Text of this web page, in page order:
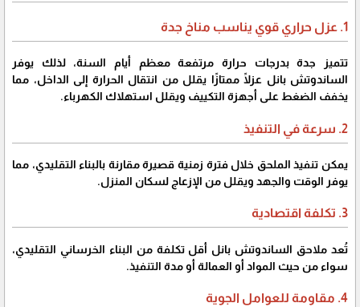
1. عزل حراري قوي يناسب مناخ جدة
تتميز جدة بدرجات حرارة مرتفعة معظم أيام السنة، لذلك يوفر
الساندوتش بانل عزلًا ممتازًا يقلل من انتقال الحرارة إلى الداخل، مما
يخفف الضغط على أجهزة التكييف ويقلل استهلاك الكهرباء.
2. سرعة في التنفيذ
يمكن تنفيذ الملحق خلال فترة زمنية قصيرة مقارنة بالبناء التقليدي، مما
يوفر الوقت والجهد ويقلل من الإزعاج لسكان المنزل.
3. تكلفة اقتصادية
تُعد ملاحق الساندوتش بانل أقل تكلفة من البناء الخرساني التقليدي،
سواء من حيث المواد أو العمالة أو مدة التنفيذ.
4. مقاومة للعوامل الجوية